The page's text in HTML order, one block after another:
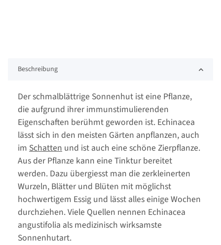
Beschreibung
Der schmalblättrige Sonnenhut ist eine Pflanze,
die aufgrund ihrer immunstimulierenden
Eigenschaften berühmt geworden ist. Echinacea
lässt sich in den meisten Gärten anpflanzen, auch
im Schatten und ist auch eine schöne Zierpflanze.
Aus der Pflanze kann eine Tinktur bereitet
werden. Dazu übergiesst man die zerkleinerten
Wurzeln, Blätter und Blüten mit möglichst
hochwertigem Essig und lässt alles einige Wochen
durchziehen. Viele Quellen nennen Echinacea
angustifolia als medizinisch wirksamste
Sonnenhutart.